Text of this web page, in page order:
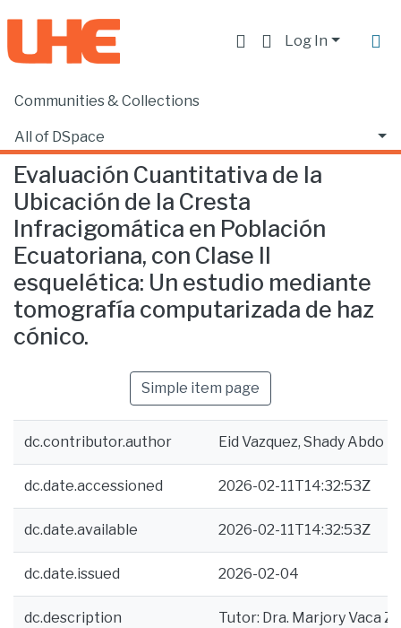
Log In
Communities & Collections
All of DSpace
Statistics
Home
Evaluación Cuantitativa de la
Ubicación de la Cresta
Infracigomática en Población
Ecuatoriana, con Clase II
esquelética: Un estudio mediante
tomografía computarizada de haz
cónico.
Simple item page
dc.contributor.author Eid Vazquez, Shady Abdo
dc.date.accessioned 2026-02-11T14:32:53Z
dc.date.available 2026-02-11T14:32:53Z
dc.date.issued 2026-02-04
dc.description
Tutor: Dra. Marjory Vaca